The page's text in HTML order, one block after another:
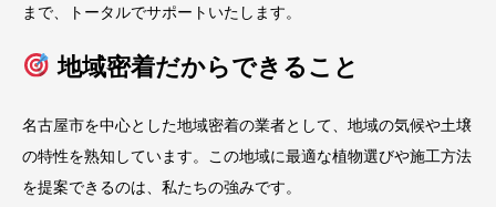
まで、トータルでサポートいたします。
地域密着だからできること
名古屋市を中心とした地域密着の業者として、地域の気候や土壌
の特性を熟知しています。この地域に最適な植物選びや施工方法
を提案できるのは、私たちの強みです。